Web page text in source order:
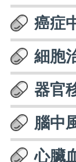
癌症
細胞
器官
腦中
心臟